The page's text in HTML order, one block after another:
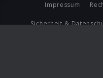
Impressum
Sicherheit &